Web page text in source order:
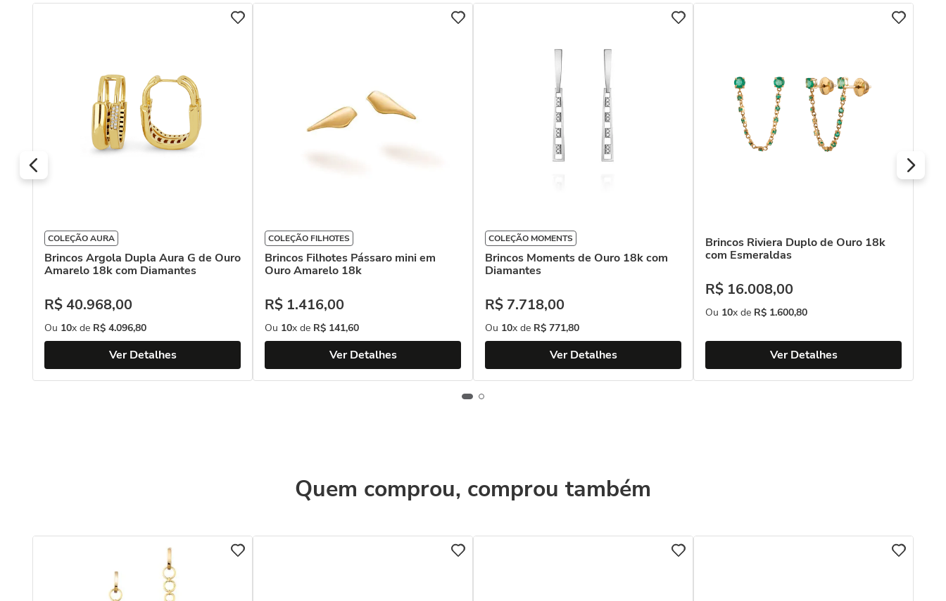
COLEÇÃO AURA
Brincos Argola Dupla Aura G de Ouro
Amarelo 18k com Diamantes
R$40.968,00
Ou 10x de R$ 4.096,80
Ver Detalhes
COLEÇÃO FILHOTES
Brincos Filhotes Pássaro mini em
Ouro Amarelo 18k
R$ 1.416,00
Ou 10x de R$ 141,60
Ver Detalhes
COLEÇÃO MOMENTS
Brincos Moments de Ouro 18k com
Diamantes
R$ 7.718,00
Ou 10x de R$ 771,80
Ver Detalhes
Brincos Riviera Duplo de Ouro 18k
com Esmeraldas
R$ 16.008,00
Ou 10x de R$ 1.600,80
Ver Detalhes
Quem comprou, comprou também